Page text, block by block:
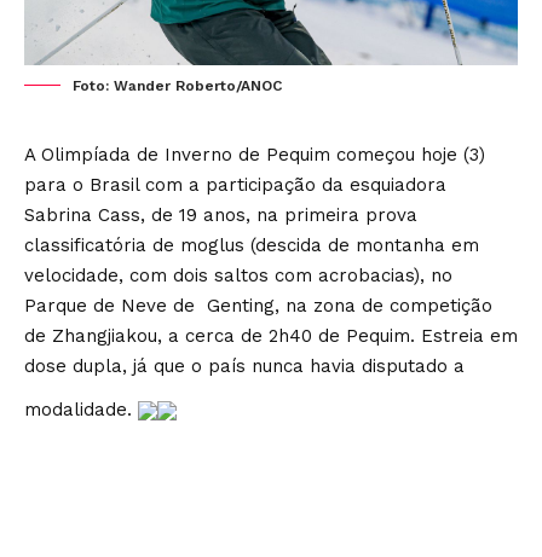
Foto: Wander Roberto/ANOC
A Olimpíada de Inverno de Pequim começou hoje (3)
para o Brasil com a participação da esquiadora
Sabrina Cass, de 19 anos, na primeira prova
classificatória de moglus (descida de montanha em
velocidade, com dois saltos com acrobacias), no
Parque de Neve de Genting, na zona de competição
de Zhangjiakou, a cerca de 2h40 de Pequim. Estreia em
dose dupla, já que o país nunca havia disputado a
modalidade.